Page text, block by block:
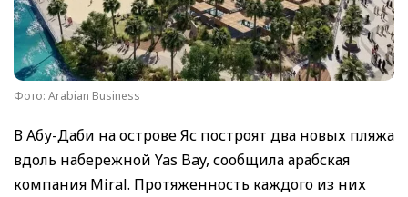
Фото: Arabian Business
В Абу-Даби на острове Яс построят два новых пляжа
вдоль набережной Yas Bay, сообщила арабская
компания Miral. Протяженность каждого из них